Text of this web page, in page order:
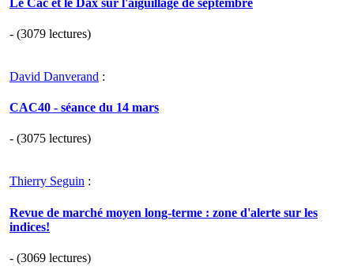
- (3079 lectures)
David Danverand :
CAC40 - séance du 14 mars
- (3075 lectures)
Thierry Seguin :
Revue de marché moyen long-terme : zone d'alerte sur les
indices!
- (3069 lectures)